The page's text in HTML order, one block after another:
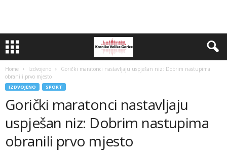
Home Izdvojeno
Gorički maratonci nastavljaju uspješan niz: Dobrim nastupima
obranili prvo mjesto
IZDVOJENO SPORT
Gorički maratonci nastavljaju
uspješan niz: Dobrim nastupima
obranili prvo mjesto